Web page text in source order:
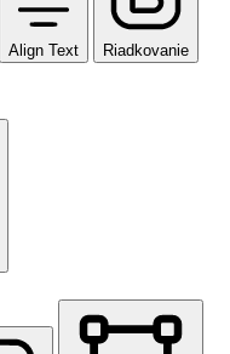
Align Text Riadkovanie